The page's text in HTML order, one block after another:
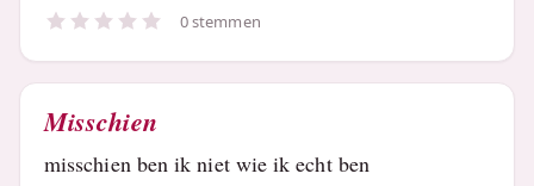
0 stemmen
Misschien
misschien ben ik niet wie ik echt ben